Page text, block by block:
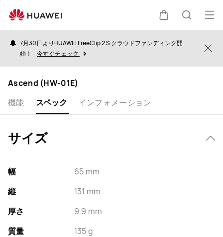
カ
検
オ
プ
ン
ュ
7月30日よりHUAWEI FreeClip 2 S クラウドファンディング開
始！
今すぐチェック
Ascend (HW-01E)
機能
スペック インフォメーション
サイズ
幅
65 mm
縦
131 mm
厚さ
9.9 mm
質量
135 g